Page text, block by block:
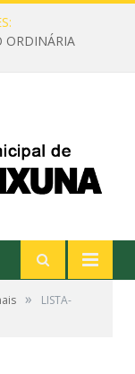
ORDINÁRIA
»
LISTA-